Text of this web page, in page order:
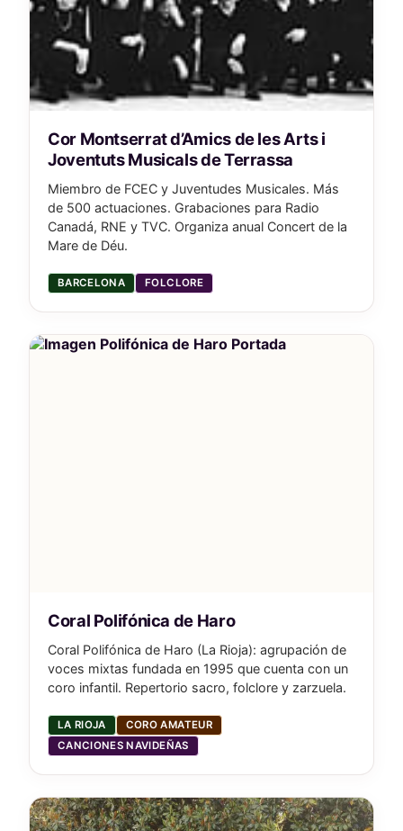
Cor Montserrat d’Amics de les Arts i
Joventuts Musicals de Terrassa
Miembro de FCEC y Juventudes Musicales. Más
de 500 actuaciones. Grabaciones para Radio
Canadá, RNE y TVC. Organiza anual Concert de la
Mare de Déu.
BARCELONA FOLCLORE
Coral Polifónica de Haro
Coral Polifónica de Haro (La Rioja): agrupación de
voces mixtas fundada en 1995 que cuenta con un
coro infantil. Repertorio sacro, folclore y zarzuela.
LA RIOJA
CORO AMATEUR
CANCIONES NAVIDEÑAS